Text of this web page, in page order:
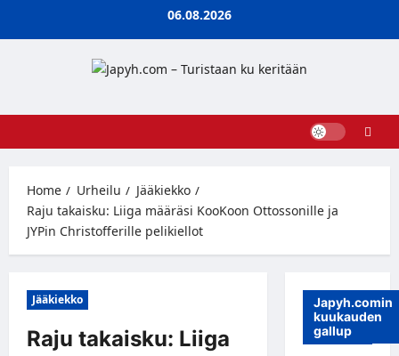
06.08.2026
Home Urheilu
Jääkiekko
Raju takaisku: Liiga määräsi KooKoon Ottossonille ja
JYPin Christofferille pelikiellot
Jääkiekko
Raju takaisku: Liiga
Japyh.comin
kuukauden
gallup